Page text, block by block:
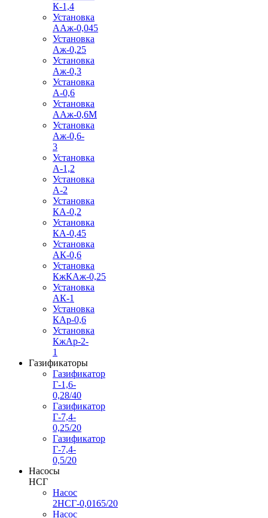
К-1,4
Установка
ААж-0,045
Установка
Аж-0,25
Установка
Аж-0,3
Установка
А-0,6
Установка
ААж-0,6М
Установка
Аж-0,6-
3
Установка
А-1,2
Установка
А-2
Установка
КА-0,2
Установка
КА-0,45
Установка
АК-0,6
Установка
КжКАж-0,25
Установка
АК-1
Установка
КАр-0,6
Установка
КжАр-2-
1
Газификаторы
Газификатор
Г-1,6-
0,28/40
Газификатор
Г-7,4-
0,25/20
Газификатор
Г-7,4-
0,5/20
Насосы
НСГ
Насос
2НСГ-0,0165/20
Насос